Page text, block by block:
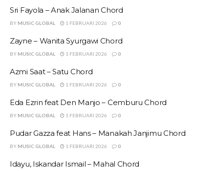
Sri Fayola – Anak Jalanan Chord
BY MUSIC GLOBAL 1 FEBRUARI 2026 0
Zayne – Wanita Syurgawi Chord
BY MUSIC GLOBAL 1 FEBRUARI 2026 0
Azmi Saat – Satu Chord
BY MUSIC GLOBAL 1 FEBRUARI 2026 0
Eda Ezrin feat Den Manjo – Cemburu Chord
BY MUSIC GLOBAL 1 FEBRUARI 2026 0
Pudar Gazza feat Hans – Manakah Janjimu Chord
BY MUSIC GLOBAL 1 FEBRUARI 2026 0
Idayu, Iskandar Ismail – Mahal Chord